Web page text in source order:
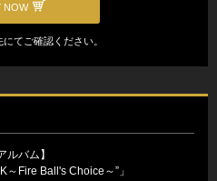
NOW
てご確認ください。
ルバム】
～Fire Ball's Choice～”」